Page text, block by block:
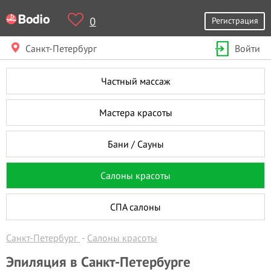
0 Регистрация
Санкт-Петербург Войти
Частный массаж
Мастера красоты
Бани / Сауны
Салоны красоты
СПА салоны
Санкт-Петербург Салоны красоты
Эпиляция в Санкт-Петербурге